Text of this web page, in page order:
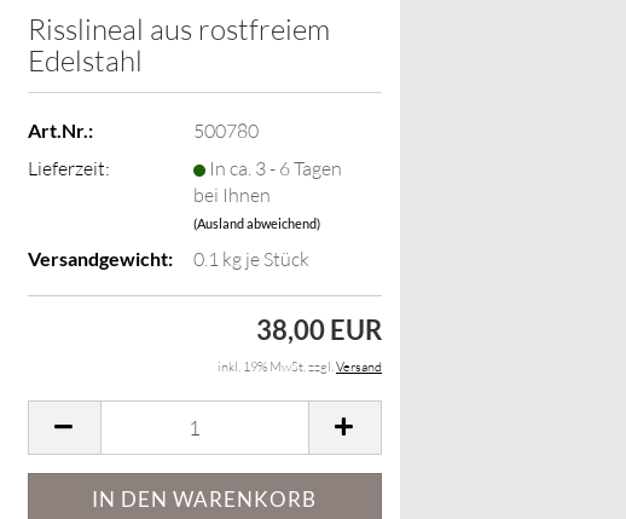
Risslineal aus rostfreiem
Edelstahl
Art.Nr.:
500780
Lieferzeit:
In ca. 3 - 6 Tagen
bei Ihnen
(Ausland abweichend)
Versandgewicht: 0.1 kg je Stück
38,00 EUR
inkl. 19% MwSt. zzgl.Versand